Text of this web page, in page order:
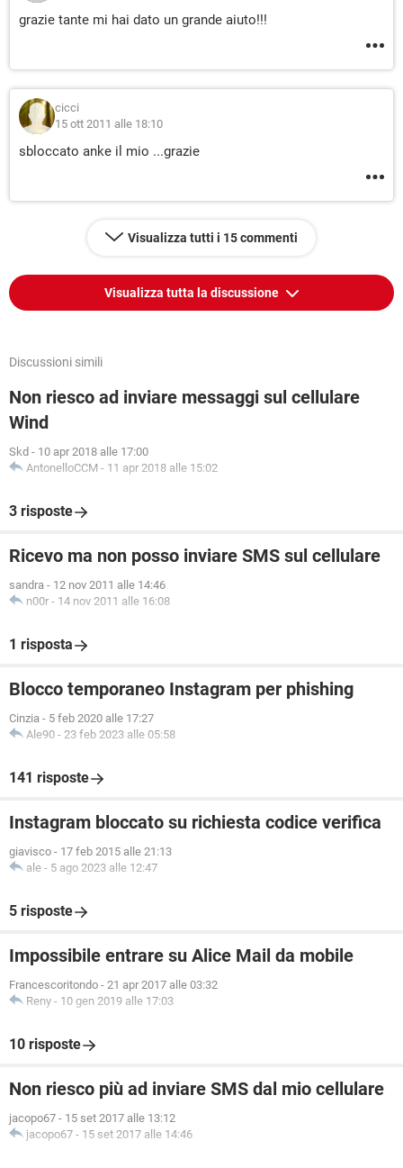
grazie tante mi hai dato un grande aiuto!!!
cicci
15 ott 2011 alle 18:10
sbloccato anke il mio ...grazie
Visualizza tutti i 15 commenti
Visualizza tutta la discussione
Discussioni simili
Non riesco ad inviare messaggi sul cellulare
Wind
Skd - 10 apr 2018 alle 17:00
AntonelloCCM - 11 apr 2018 alle 15:02
3 risposte
Ricevo ma non posso inviare SMS sul cellulare
sandra - 12 nov 2011 alle 14:46
n00r - 14 nov 2011 alle 16:08
1 risposta
Blocco temporaneo Instagram per phishing
Cinzia - 5 feb 2020 alle 17:27
Ale90 - 23 feb 2023 alle 05:58
141 risposte
Instagram bloccato su richiesta codice verifica
giavisco - 17 feb 2015 alle 21:13
ale - 5 ago 2023 alle 12:47
5 risposte
Impossibile entrare su Alice Mail da mobile
Francescoritondo - 21 apr 2017 alle 03:32
Reny - 10 gen 2019 alle 17:03
10 risposte
Non riesco più ad inviare SMS dal mio cellulare
jacopo67 - 15 set 2017 alle 13:12
jacopo67 - 15 set 2017 alle 14:46